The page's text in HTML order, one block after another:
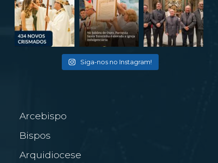
Siga-nos no Instagram!
Arcebispo
Bispos
Arquidiocese